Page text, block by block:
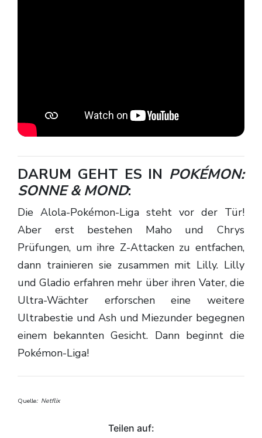
DARUM GEHT ES IN POKÉMON:
SONNE & MOND:
Die Alola-Pokémon-Liga steht vor der Tür!
Aber erst bestehen Maho und Chrys
Prüfungen, um ihre Z-Attacken zu entfachen,
dann trainieren sie zusammen mit Lilly. Lilly
und Gladio erfahren mehr über ihren Vater, die
Ultra-Wächter erforschen eine weitere
Ultrabestie und Ash und Miezunder begegnen
einem bekannten Gesicht. Dann beginnt die
Pokémon-Liga!
Quelle: Netflix
Teilen auf: